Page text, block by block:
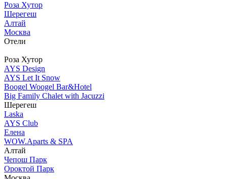
Роза Хутор
Шерегеш
Алтай
Москва
Отели
Роза Хутор
AYS Design
AYS Let It Snow
Boogel Woogel Bar&Hotel
Big Family Chalet with Jacuzzi
Шерегеш
Laska
AYS Club
Елена
WOW.Aparts & SPA
Алтай
Чепош Парк
Ороктой Парк